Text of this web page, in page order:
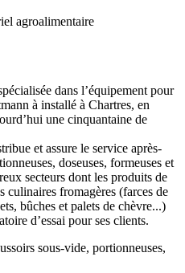
agroalimentaire
dans l’équipement pour
à installé à Chartres, en
une cinquantaine de
et assure le service après-
doseuses, formeuses et
secteurs dont les produits de
culinaires fromagères (farces de
bûches et palets de chèvre...)
d’essai pour ses clients.
sous-vide, portionneuses,